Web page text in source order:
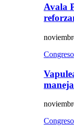
Avala
Congreso
Congreso